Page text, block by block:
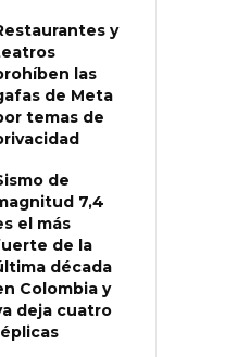
y
las
de Meta
temas de
de
7,4
el más
de la
década
Colombia y
deja cuatro